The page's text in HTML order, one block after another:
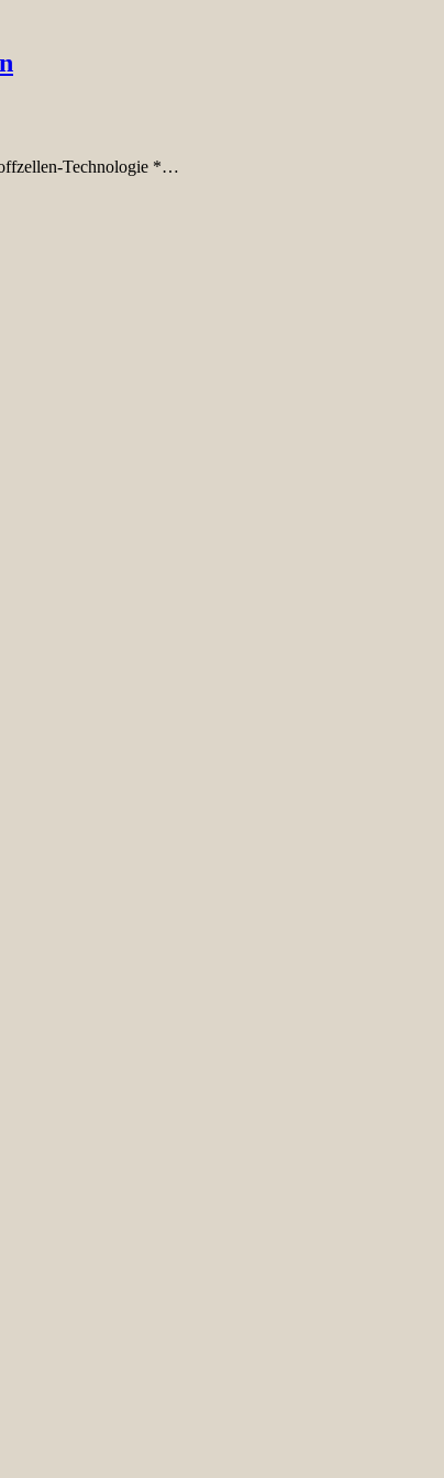
Technologie *…